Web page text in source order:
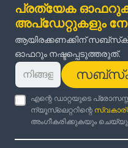
പ്രത്യേക
അപ്‌ഡേറ്റുകളും
ആയിരക്കണക്കിന്
ഓഫറും നഷ്ടപ്പെടുത്തരുത്.
എന്റെ ഡാറ്റയുടെ
ന്യൂസ്‌ലെറ്ററിന്റെ
അംഗീകരിക്കുകയും